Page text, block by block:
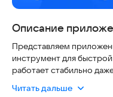
Описание
Представляем
инструмент для
работает стабильно
вы могли общаться без
Читать дальше